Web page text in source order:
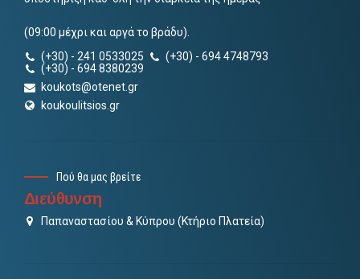
(09:00 μέχρι και αργά το βράδυ).
(+30) - 241 0533025
(+30) - 694 4748793
(+30) - 694 8380239
koukots@otenet.gr
koukoulitsios.gr
Πού θα μας βρείτε
Διεύθυνση
Παπαναστασίου & Κύπρου (Κτήριο Πλατεία)